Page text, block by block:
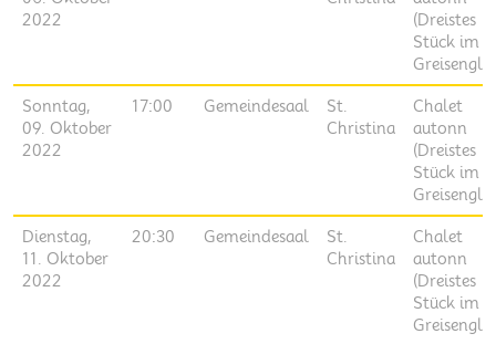
2022
(Dreistes
Stück im
Sonntag,
09. Oktober
2022
17:00 Gemeindesaal
St.
Christina
Chalet
autonn
(Dreistes
Stück im
Dienstag,
11. Oktober
2022
20:30 Gemeindesaal
St.
Christina
Chalet
autonn
(Dreistes
Stück im